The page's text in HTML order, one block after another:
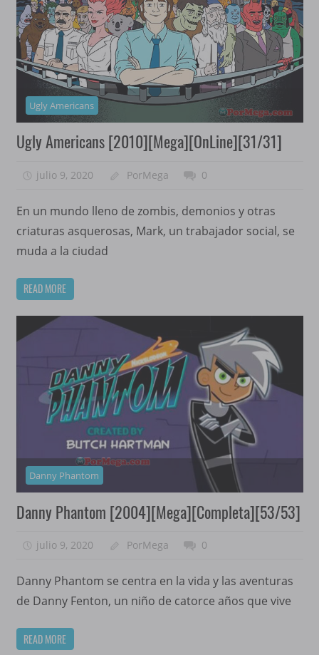
Ugly Americans
Ugly Americans [2010][Mega][OnLine][31/31]
julio 9, 2020 PorMega 0
En un mundo lleno de zombis, demonios y otras
criaturas asquerosas, Mark, un trabajador social, se
muda a la ciudad
READ MORE
Danny Phantom
Danny Phantom [2004][Mega][Completa][53/53]
julio 9, 2020 PorMega 0
Danny Phantom se centra en la vida y las aventuras
de Danny Fenton, un niño de catorce años que vive
READ MORE